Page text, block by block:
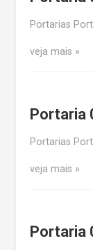
Portarias
veja mais
Portaria
Portarias
veja mais
Portaria